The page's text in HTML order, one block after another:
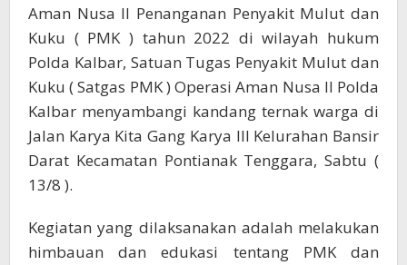
Aman Nusa II Penanganan Penyakit Mulut dan
Kuku ( PMK ) tahun 2022 di wilayah hukum
Polda Kalbar, Satuan Tugas Penyakit Mulut dan
Kuku ( Satgas PMK ) Operasi Aman Nusa II Polda
Kalbar menyambangi kandang ternak warga di
Jalan Karya Kita Gang Karya III Kelurahan Bansir
Darat Kecamatan Pontianak Tenggara, Sabtu (
13/8 ).
Kegiatan yang dilaksanakan adalah melakukan
himbauan dan edukasi tentang PMK dan